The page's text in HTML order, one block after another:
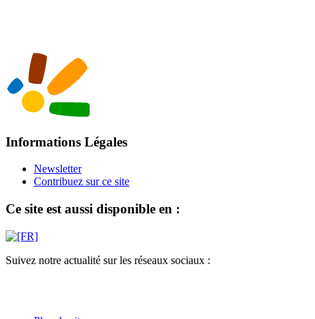
Informations Légales
Newsletter
Contribuez sur ce site
Ce site est aussi disponible en :
Suivez notre actualité sur les réseaux sociaux :